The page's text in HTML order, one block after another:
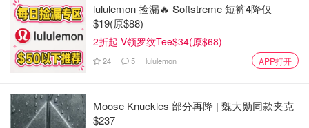
lululemon 捡漏🔥 Softstreme 短裤4降仅
$19(原$88)
2折起 V领罗纹Tee$34(原$68)
24 5 lululemon APP打开
Moose Knuckles 部分再降 | 魏大勋同款夹克
$237